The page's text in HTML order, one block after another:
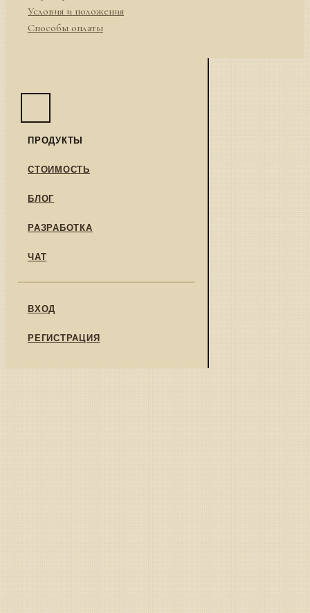
Условия и положения
Способы оплаты
ПРОДУКТЫ
СТОИМОСТЬ
БЛОГ
РАЗРАБОТКА
ЧАТ
ВХОД
РЕГИСТРАЦИЯ